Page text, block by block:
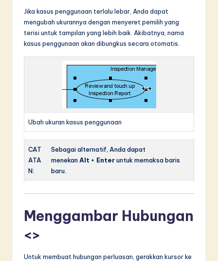
Jika kasus penggunaan terlalu lebar, Anda dapat
mengubah ukurannya dengan menyeret pemilih yang
terisi untuk tampilan yang lebih baik. Akibatnya, nama
kasus penggunaan akan dibungkus secara otomatis.
Ubah ukuran kasus penggunaan
CAT
ATA
N:
Sebagai alternatif, Anda dapat
menekanAlt + Enteruntuk memaksa baris
baru.
Menggambar Hubungan
<>
Untuk membuat hubungan perluasan, gerakkan kursor ke